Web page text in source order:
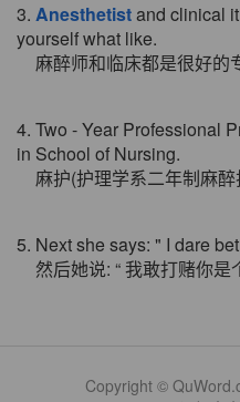
3. Anesthetistand clinical
yourself what like.
麻醉师和临床都是很好的
4. Two - Year Professional
in School of Nursing.
麻护(护理学系二年制麻醉
5. Next she says: " I dare
然后她说: “ 我敢打赌你是
Copyright ©